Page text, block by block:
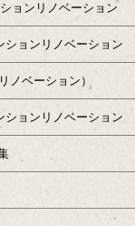
ョンリノベーション
ションリノベーション
ノベーション）
ションリノベーション